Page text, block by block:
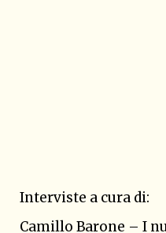
Interviste a cura di:
Camillo Barone – I